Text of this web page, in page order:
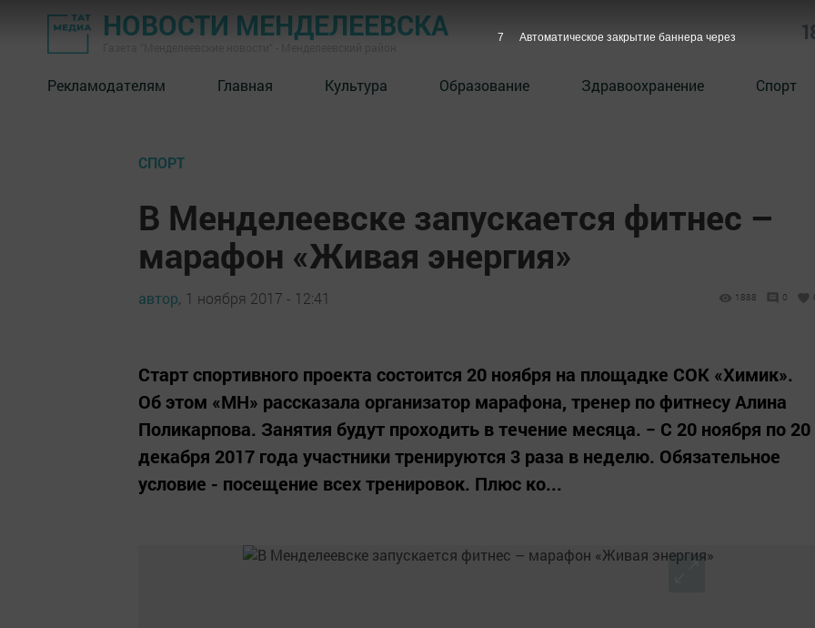
НОВОСТИ МЕНДЕЛЕЕВСКА
Рекламодателям Главная Культура Образование Здравоохранение Спорт
СПОРТ
В Менделеевске запускается фитнес –
марафон «Живая энергия»
автор, 1 ноября 2017 - 12:41 1888 0
Старт спортивного проекта состоится 20 ноября на площадке СОК «Химик».
Об этом «МН» рассказала организатор марафона, тренер по фитнесу Алина
Поликарпова. Занятия будут проходить в течение месяца. − С 20 ноября по 20
декабря 2017 года участники тренируются 3 раза в неделю. Обязательное
условие - посещение всех тренировок. Плюс ко...
6 Автоматическое закрытие баннера через